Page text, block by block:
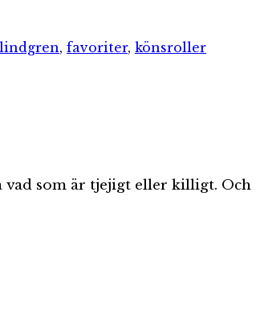
, favoriter, könsroller
vad som är tjejigt eller killigt. Och